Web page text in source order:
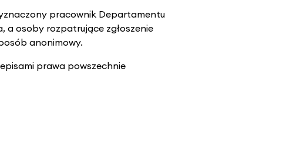
pracownik Departamentu
a osoby rozpatrujące zgłoszenie
anonimowy.
prawa powszechnie